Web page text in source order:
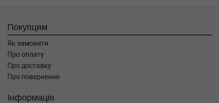
Покупцям
Як замовити
Про оплату
Про доставку
Про повернення
Інформація